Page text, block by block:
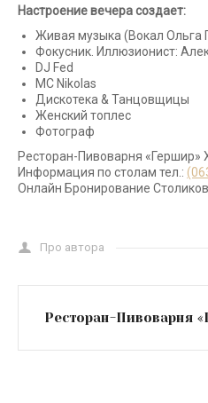
Настроение вечера создает:
Живая музыка (Вокал Ольга
Фокусник. Иллюзионист:
DJ Fed
МС Nikolas
Дискотека & Танцовщицы
Женский топлес
Фотограф
Ресторан-Пивоварня «Гершир»
Информация по столам тел.:
Онлайн Бронирование Столиков
Про автора
Ресторан-Пивоварня